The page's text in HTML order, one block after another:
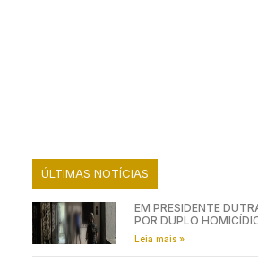
ÚLTIMAS NOTÍCIAS
EM PRESIDENTE
POR DUPLO
Leia mais »